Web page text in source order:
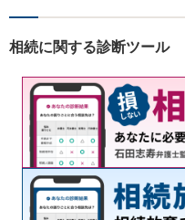
ます。
相続に関する診断ツール